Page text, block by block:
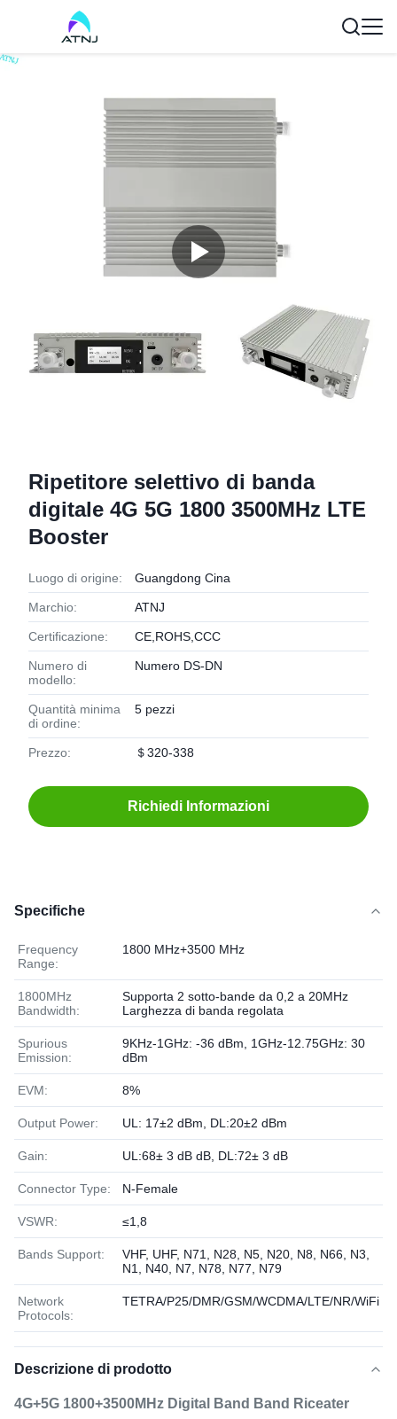
Ripetitore selettivo di banda
digitale 4G 5G 1800 3500MHz LTE
Booster
Luogo di origine: Guangdong Cina
Marchio: ATNJ
Certificazione: CE,ROHS,CCC
Numero di
modello:
Numero DS-DN
Quantità minima
di ordine:
5 pezzi
Prezzo: ＄320-338
Richiedi Informazioni
Specifiche
Frequency
Range:
1800 MHz+3500 MHz
1800MHz
Bandwidth:
Supporta 2 sotto-bande da 0,2 a 20MHz
Larghezza di banda regolata
Spurious
Emission:
9KHz-1GHz: -36 dBm, 1GHz-12.75GHz: 30
dBm
EVM: 8%
Output Power: UL: 17±2 dBm, DL:20±2 dBm
Gain: UL:68± 3 dB dB, DL:72± 3 dB
Connector Type: N-Female
VSWR: ≤1,8
Bands Support:
VHF, UHF, N71, N28, N5, N20, N8, N66, N3,
N1, N40, N7, N78, N77, N79
Network
Protocols:
TETRA/P25/DMR/GSM/WCDMA/LTE/NR/WiFi
Descrizione di prodotto
4G+5G 1800+3500MHz Digital Band Band Riceater